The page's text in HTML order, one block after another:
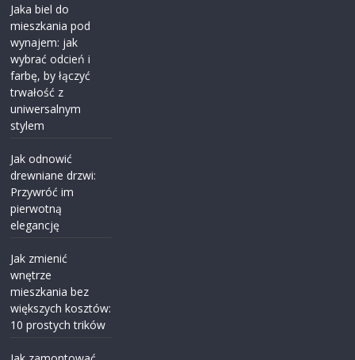
Jaka biel do
mieszkania pod
wynajem: jak
wybrać odcień i
farbę, by łączyć
trwałość z
uniwersalnym
stylem
Jak odnowić
drewniane drzwi:
Przywróć im
pierwotną
elegancję
Jak zmienić
wnętrze
mieszkania bez
większych kosztów:
10 prostych trików